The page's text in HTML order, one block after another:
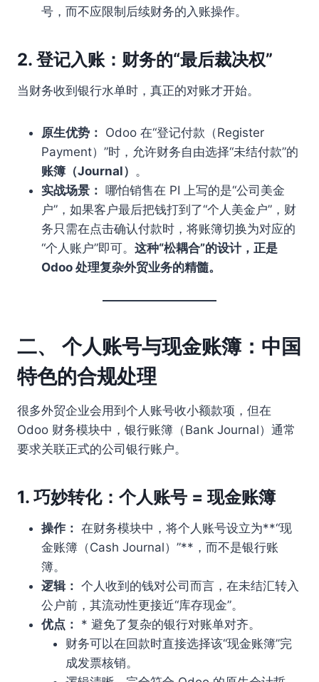
号，而不应限制后续财务的入账操作。
2. 登记入账：财务的“最后裁决权”
当财务收到银行水单时，真正的对账才开始。
原生优势： Odoo 在“登记付款（Register
Payment）”时，允许财务自由选择“未结付款”的
账簿（Journal） 。
实战场景： 哪怕销售在 PI 上写的是“公司美金
户”，如果客户最后把钱打到了“个人美金户”，财
务只需在点击确认付款时，将账簿切换为对应的
“个人账户”即可。 这种“松耦合”的设计，正是
Odoo 处理复杂外贸业务的精髓。
二、 个人账号与现金账簿：中国
特色的合规处理
很多外贸企业会用到个人账号收小额款项，但在
Odoo 财务模块中，银行账簿（Bank Journal）通常
要求关联正式的公司银行账户。
1. 巧妙转化：个人账号 = 现金账簿
操作： 在财务模块中，将个人账号设立为**“现
金账簿（Cash Journal）”**，而不是银行账
簿。
逻辑： 个人收到的钱对公司而言，在未结汇转入
公户前，其流动性更接近“库存现金”。
优点： * 避免了复杂的银行对账单对齐。
财务可以在回款时直接选择该“现金账簿”完
成发票核销。